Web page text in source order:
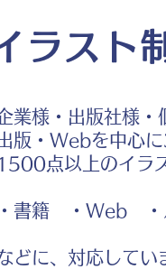
ラスト
業様・出版社様・
版・Webを中心に
点以上のイラス
書籍 ・Web ・
どに、対応してい